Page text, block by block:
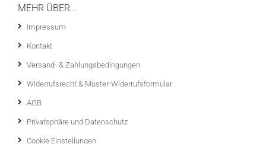
MEHR ÜBER...
Impressum
Kontakt
Versand- & Zahlungsbedingungen
Widerrufsrecht & Muster-Widerrufsformular
AGB
Privatsphäre und Datenschutz
Cookie Einstellungen